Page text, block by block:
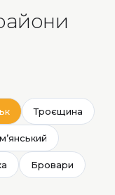
Троєщина
Бровари